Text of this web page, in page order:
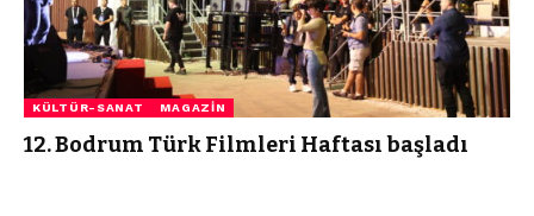
KÜLTÜR-SANAT MAGAZIN
12. Bodrum Türk Filmleri Haftası başladı